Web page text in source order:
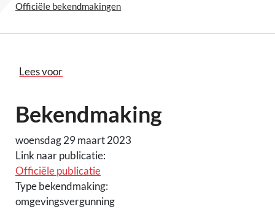
Officiële bekendmakingen
Lees voor
Bekendmaking
woensdag 29 maart 2023
Link naar publicatie:
Officiële publicatie
Type bekendmaking:
omgevingsvergunning